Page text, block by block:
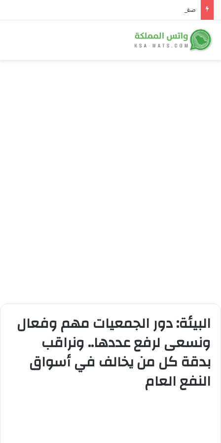
صقارة فرنسية: المملكة وجهة عالمية موثوقة لمزارع إنتاج الصقور
البيئة: دور الجمعيات مهم وفعال
ونسعى لرفع عددها.. ونراقب
بدقة كل من يخالف في أسواق
النفع العام